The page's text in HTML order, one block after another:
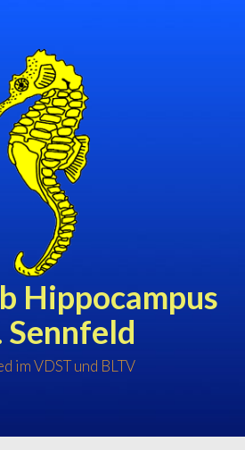
Hippocampus
Sennfeld
im VDST und BLTV